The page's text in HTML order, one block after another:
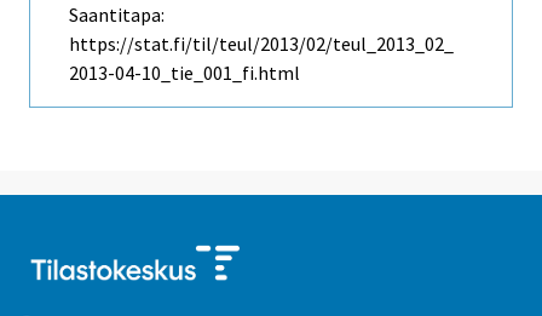
Saantitapa:
https://stat.fi/til/teul/2013/02/teul_2013_02_
2013-04-10_tie_001_fi.html